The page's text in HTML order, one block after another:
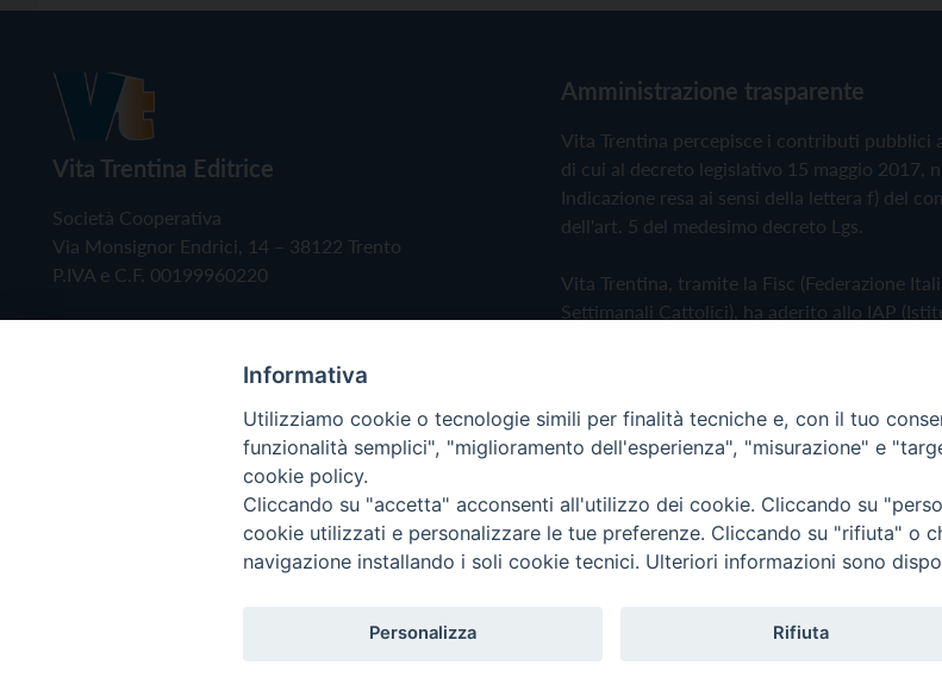
Vita Trentina Editrice
Società Cooperativa
Via Monsignor Endrici, 14 – 38122 Trento
P.IVA e C.F. 00199960220
Amministrazione trasparente
Vita Trentina percepisce i contributi pubblici
di cui al decreto legislativo 15 maggio 2017,
Indicazione resa ai sensi della lettera f) del
dell'art. 5 del medesimo decreto Lgs.
Vita Trentina, tramite la Fisc (Federazione
Settimanali Cattolici), ha aderito allo IAP
Privacy Policy Cookie Policy
Copyright © 2019 - Tutti i diritti riservati - Vita Trentina Editrice
Informativa
Utilizziamo cookie o tecnologie simili per finalità tecniche e, con il tuo
funzionalità semplici", "miglioramento dell'esperienza", "misurazione" e
cookie policy.
Cliccando su "accetta" acconsenti all'utilizzo dei cookie. Cliccando su
cookie utilizzati e personalizzare le tue preferenze. Cliccando su "rifiuta" o
navigazione installando i soli cookie tecnici. Ulteriori informazioni sono
Personalizza Rifiuta